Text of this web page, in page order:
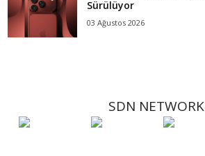
Sürülüyor
03 Ağustos 2026
SDN NETWORK